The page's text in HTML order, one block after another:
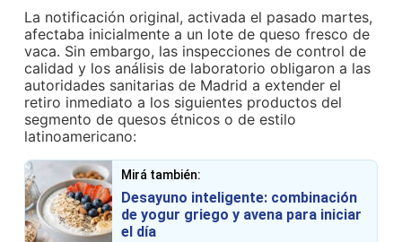
La notificación original, activada el pasado martes,
afectaba inicialmente a un lote de queso fresco de
vaca. Sin embargo, las inspecciones de control de
calidad y los análisis de laboratorio obligaron a las
autoridades sanitarias de Madrid a extender el
retiro inmediato a los siguientes productos del
segmento de quesos étnicos o de estilo
latinoamericano:
Mirá también:
Desayuno inteligente: combinación
de yogur griego y avena para iniciar
el día